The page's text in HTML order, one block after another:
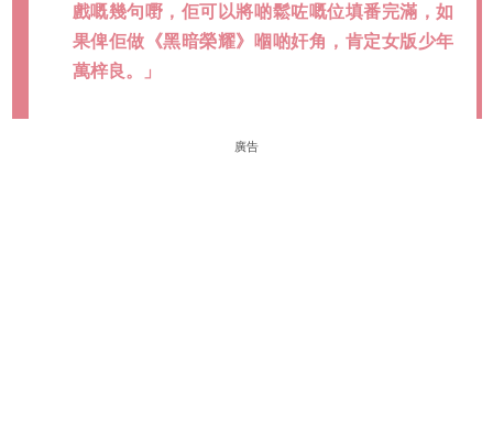
戲嘅幾句嘢，佢可以將啲鬆咗嘅位填番完滿，如
果俾佢做《黑暗榮耀》嗰啲奸角，肯定女版少年
萬梓良。」
廣告